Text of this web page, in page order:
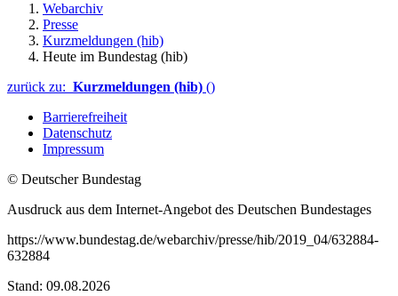
Webarchiv
Presse
Kurzmeldungen (hib)
Heute im Bundestag (hib)
zurück zu: Kurzmeldungen (hib) ()
Barrierefreiheit
Datenschutz
Impressum
© Deutscher Bundestag
Ausdruck aus dem Internet-Angebot des Deutschen Bundestages
https://www.bundestag.de/webarchiv/presse/hib/2019_04/632884-
632884
Stand: 09.08.2026